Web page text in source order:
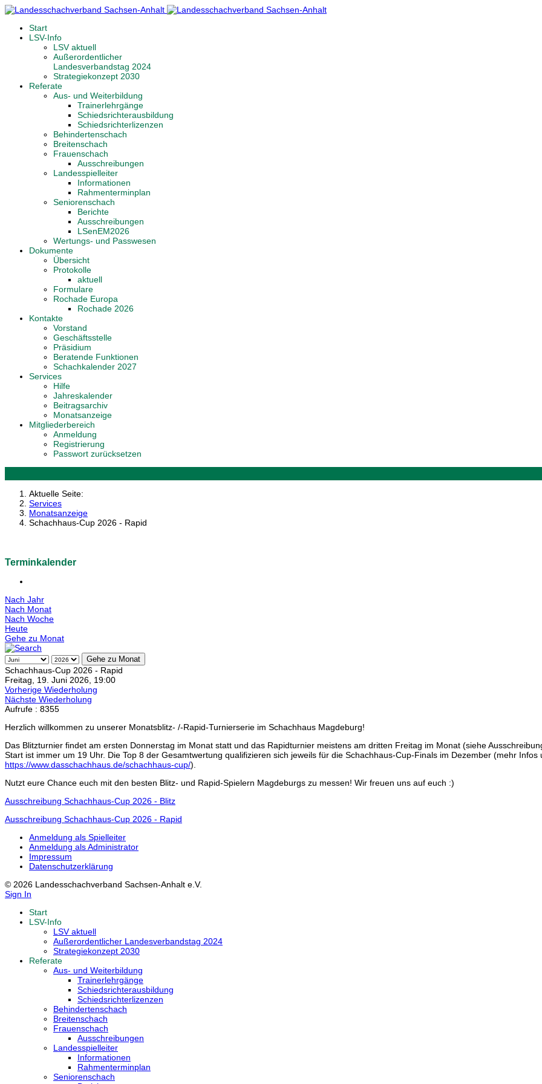
Start
LSV-Info
LSV aktuell
Außerordentlicher
Landesverbandstag 2024
Strategiekonzept 2030
Referate
Aus- und Weiterbildung
Trainerlehrgänge
Schiedsrichterausbildung
Schiedsrichterlizenzen
Behindertenschach
Breitenschach
Frauenschach
Ausschreibungen
Landesspielleiter
Informationen
Rahmenterminplan
Seniorenschach
Berichte
Ausschreibungen
LSenEM2026
Wertungs- und Passwesen
Dokumente
Übersicht
Protokolle
aktuell
Formulare
Rochade Europa
Rochade 2026
Kontakte
Vorstand
Geschäftsstelle
Präsidium
Beratende Funktionen
Schachkalender 2027
Services
Hilfe
Jahreskalender
Beitragsarchiv
Monatsanzeige
Mitgliederbereich
Anmeldung
Registrierung
Passwort zurücksetzen
Aktuelle Seite:
Services
Monatsanzeige
Schachhaus-Cup 2026 - Rapid
Terminkalender
Nach Jahr
Nach Monat
Nach Woche
Heute
Gehe zu Monat
Gehe zu Monat
Schachhaus-Cup 2026 - Rapid
Freitag, 19. Juni 2026, 19:00
Vorherige Wiederholung
Nächste Wiederholung
Aufrufe : 8355
Herzlich willkommen zu unserer Monatsblitz- /-Rapid-Turnierserie im Schachhaus Magdeburg!
Das Blitzturnier findet am ersten Donnerstag im Monat statt und das Rapidturnier meistens am dritten Freitag im Monat (siehe
Start ist immer um 19 Uhr. Die Top 8 der Gesamtwertung qualifizieren sich jeweils für die Schachhaus-Cup-Finals im Dezember (mehr Infos
https://www.dasschachhaus.de/schachhaus-cup/).
Nutzt eure Chance euch mit den besten Blitz- und Rapid-Spielern Magdeburgs zu messen! Wir freuen uns auf euch :)
Ausschreibung Schachhaus-Cup 2026 - Blitz
Ausschreibung Schachhaus-Cup 2026 - Rapid
Anmeldung als Spielleiter
Anmeldung als Administrator
Impressum
Datenschutzerklärung
© 2026 Landesschachverband Sachsen-Anhalt e.V.
Sign In
Start
LSV-Info
LSV aktuell
Außerordentlicher Landesverbandstag 2024
Strategiekonzept 2030
Referate
Aus- und Weiterbildung
Trainerlehrgänge
Schiedsrichterausbildung
Schiedsrichterlizenzen
Behindertenschach
Breitenschach
Frauenschach
Ausschreibungen
Landesspielleiter
Informationen
Rahmenterminplan
Seniorenschach